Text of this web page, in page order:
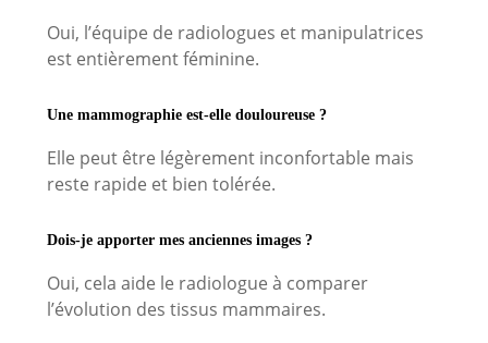
Oui, l’équipe de radiologues et manipulatrices
est entièrement féminine.
Une mammographie est-elle douloureuse ?
Elle peut être légèrement inconfortable mais
reste rapide et bien tolérée.
Dois-je apporter mes anciennes images ?
Oui, cela aide le radiologue à comparer
l’évolution des tissus mammaires.